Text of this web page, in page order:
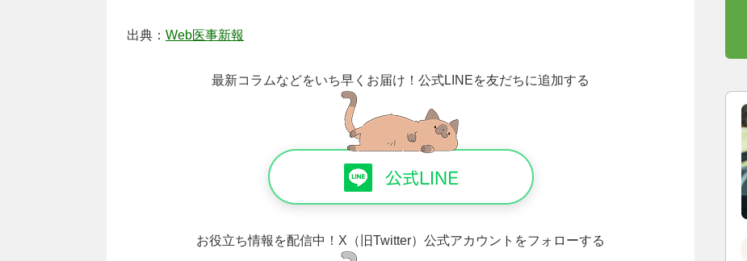
出典： Web医事新報
最新コラムなどをいち早くお届け！ 公式LINEを友だちに追加する
お役立ち情報を配信中！ X（旧Twitter）公式アカウントをフォローする